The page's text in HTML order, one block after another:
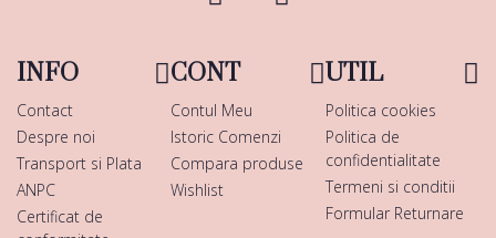
INFO
Contact
Despre noi
Transport si Plata
ANPC
Certificat de
CONT
Contul Meu
Istoric Comenzi
Compara produse
Wishlist
UTIL
Politica cookies
Politica de
confidentialitate
Termeni si conditii
Formular Returnare